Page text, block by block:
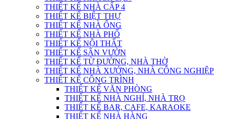
THIẾT KẾ NHÀ CẤP 4
THIẾT KẾ BIỆT THỰ
THIẾT KẾ NHÀ ỐNG
THIẾT KẾ NHÀ PHỐ
THIẾT KẾ NỘI THẤT
THIẾT KẾ SÂN VƯỜN
THIẾT KẾ TỪ ĐƯỜNG, NHÀ THỜ
THIẾT KẾ NHÀ XƯỞNG, NHÀ CÔNG NGHIỆP
THIẾT KẾ CÔNG TRÌNH
THIẾT KẾ VĂN PHÒNG
THIẾT KẾ NHÀ NGHỈ, NHÀ TRỌ
THIẾT KẾ BAR, CAFE, KARAOKE
THIẾT KẾ NHÀ HÀNG